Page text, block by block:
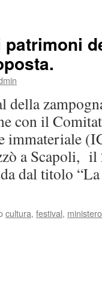
della
con il
immateriale
a Scapoli,
dal titolo
cultura, festival, ministero